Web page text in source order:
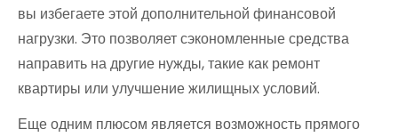
вы избегаете этой дополнительной финансовой
нагрузки. Это позволяет сэкономленные средства
направить на другие нужды, такие как ремонт
квартиры или улучшение жилищных условий.
Еще одним плюсом является возможность прямого